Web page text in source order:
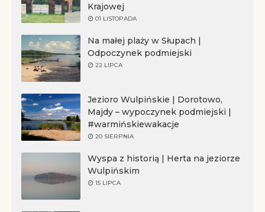
Krajowej
01 LISTOPADA
Na małej plaży w Słupach |
Odpoczynek podmiejski
22 LIPCA
Jezioro Wulpińskie | Dorotowo,
Majdy – wypoczynek podmiejski |
#warmińskiewakacje
20 SIERPNIA
Wyspa z historią | Herta na jeziorze
Wulpińskim
15 LIPCA